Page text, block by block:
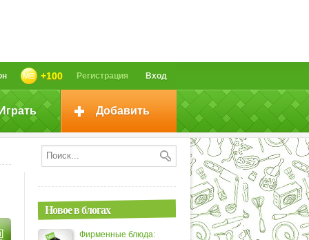
Вход
Регистрация
+100
Добавить
Новое в блогах
Фирменные блюда: